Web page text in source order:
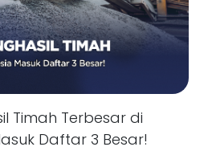
Timah Terbesar di
Daftar 3 Besar!